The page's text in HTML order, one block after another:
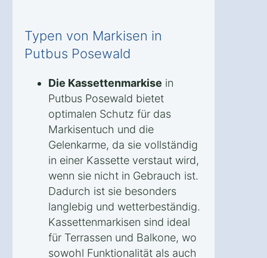
Typen von Markisen in
Putbus Posewald
Die Kassettenmarkise in
Putbus Posewald bietet
optimalen Schutz für das
Markisentuch und die
Gelenkarme, da sie vollständig
in einer Kassette verstaut wird,
wenn sie nicht in Gebrauch ist.
Dadurch ist sie besonders
langlebig und wetterbeständig.
Kassettenmarkisen sind ideal
für Terrassen und Balkone, wo
sowohl Funktionalität als auch